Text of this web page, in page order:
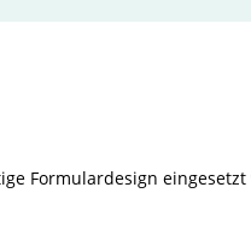
Formulardesign